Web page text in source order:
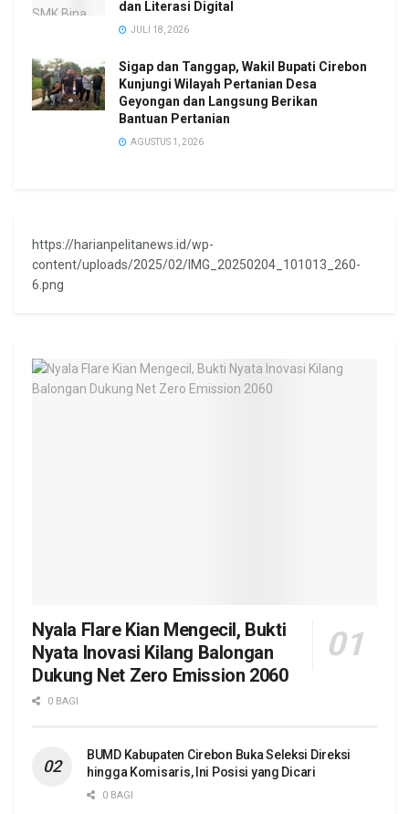
dan Literasi Digital
JULI 18, 2026
Sigap dan Tanggap, Wakil Bupati Cirebon
Kunjungi Wilayah Pertanian Desa
Geyongan dan Langsung Berikan
Bantuan Pertanian
AGUSTUS 1, 2026
https://harianpelitanews.id/wp-
content/uploads/2025/02/IMG_20250204_101013_260-
6.png
Nyala Flare Kian Mengecil, Bukti
Nyata Inovasi Kilang Balongan
Dukung Net Zero Emission 2060
0 BAGI
BUMD Kabupaten Cirebon Buka Seleksi Direksi
hingga Komisaris, Ini Posisi yang Dicari
0 BAGI